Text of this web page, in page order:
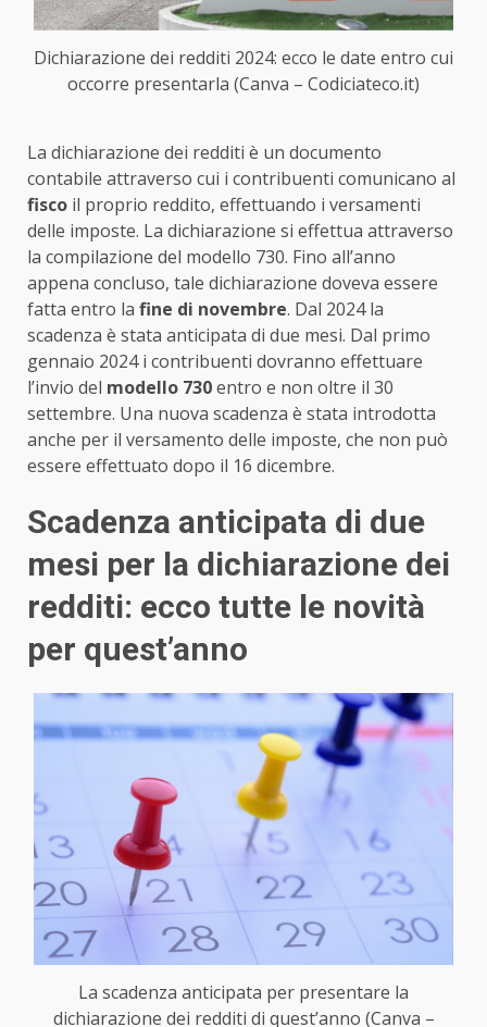
Dichiarazione dei redditi 2024: ecco le date entro cui
occorre presentarla (Canva – Codiciateco.it)
La dichiarazione dei redditi è un documento
contabile attraverso cui i contribuenti comunicano al
fisco il proprio reddito, effettuando i versamenti
delle imposte. La dichiarazione si effettua attraverso
la compilazione del modello 730. Fino all’anno
appena concluso, tale dichiarazione doveva essere
fatta entro la fine di novembre. Dal 2024 la
scadenza è stata anticipata di due mesi. Dal primo
gennaio 2024 i contribuenti dovranno effettuare
l’invio del modello 730entro e non oltre il 30
settembre. Una nuova scadenza è stata introdotta
anche per il versamento delle imposte, che non può
essere effettuato dopo il 16 dicembre.
Scadenza anticipata di due
mesi per la dichiarazione dei
redditi: ecco tutte le novità
per quest’anno
La scadenza anticipata per presentare la
dichiarazione dei redditi di quest’anno (Canva –